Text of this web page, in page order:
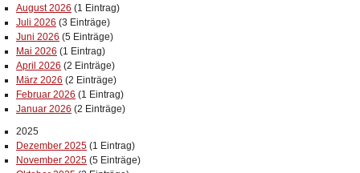
August 2026 (1 Eintrag)
Juli 2026 (3 Einträge)
Juni 2026 (5 Einträge)
Mai 2026 (1 Eintrag)
April 2026 (2 Einträge)
März 2026 (2 Einträge)
Februar 2026 (1 Eintrag)
Januar 2026 (2 Einträge)
2025
Dezember 2025 (1 Eintrag)
November 2025 (5 Einträge)